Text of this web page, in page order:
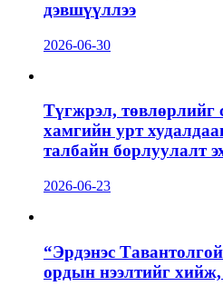
дэвшүүллээ
2026-06-30
Түгжрэл,
хамгийн урт
талбайн борлуулалт
2026-06-23
“Эрдэнэс
ордын нээлтийг